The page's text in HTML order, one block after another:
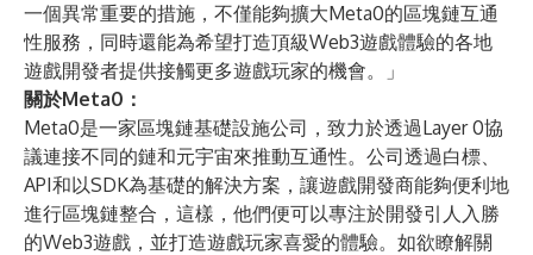
一個異常重要的措施，不僅能夠擴大Meta0的區塊鏈互通
性服務，同時還能為希望打造頂級Web3遊戲體驗的各地
遊戲開發者提供接觸更多遊戲玩家的機會。」
關於Meta0：
Meta0是一家區塊鏈基礎設施公司，致力於透過Layer 0協
議連接不同的鏈和元宇宙來推動互通性。公司透過白標、
API和以SDK為基礎的解決方案，讓遊戲開發商能夠便利地
進行區塊鏈整合，這樣，他們便可以專注於開發引人入勝
的Web3遊戲，並打造遊戲玩家喜愛的體驗。如欲瞭解關